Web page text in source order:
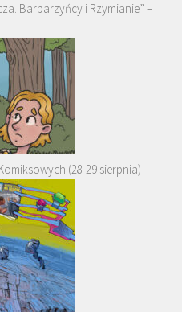
Barbarzyńcy i Rzymianie” –
(28-29 sierpnia)